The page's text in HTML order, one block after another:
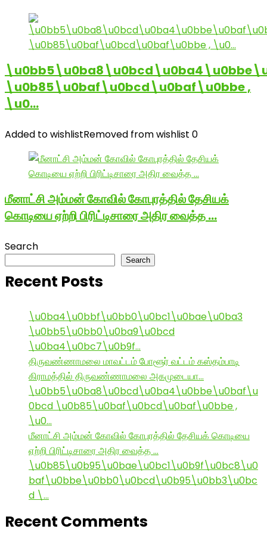
\u0b85\u0baf\u0bcd\u0baf\u0bbe ,
\u0…
Added to wishlistRemoved from wishlist 0
மீனாட்சி அம்மன் கோவில் கோபுரத்தில் தேசியக்
கொடியை ஏற்றி பிரிட்டிசாரை அதிர வைத்த …
Search
Search
Recent Posts
\u0ba4\u0bbf\u0bb0\u0bc1\u0bae\u0ba3
\u0bb5\u0bb0\u0ba9\u0bcd
\u0ba4\u0bc7\u0b9f…
திருவண்ணாமலை மாவட்டம் போளூர் வட்டம் கஸ்தம்பாடி
கிராமத்தில் திருவண்ணாமலை அகமுடையா…
\u0bb5\u0ba8\u0bcd\u0ba4\u0bbe\u0baf\u
0bcd \u0b85\u0baf\u0bcd\u0baf\u0bbe ,
\u0…
மீனாட்சி அம்மன் கோவில் கோபுரத்தில் தேசியக் கொடியை
ஏற்றி பிரிட்டிசாரை அதிர வைத்த …
\u0b85\u0b95\u0bae\u0bc1\u0b9f\u0bc8\u0
baf\u0bbe\u0bb0\u0bcd\u0b95\u0bb3\u0bc
d \…
Recent Comments